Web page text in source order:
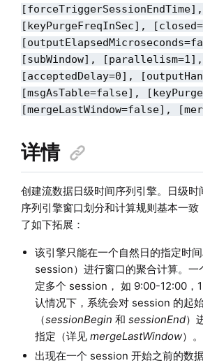
[forceTriggerSessionEndTime],
[keyPurgeFreqInSec],
[subWindow] , [parallelism=1],
[acceptedDelay=0] ,
[msgAsTable=false],
[mergeLastWindow=false],
详情
创建流数据日级时间序列引擎。日级时
序列引擎窗口划分和计算规则基本一致
了如下拓展：
该引擎只能在一个自然日的指定时
session）进行窗口的聚合计算。一
定多个 session， 如 9:00-12:00，
认情况下，系统会对 session 的起
（sessionBegin 和 sessionEnd）
指定（详见 mergeLastWindow）。
出现在一个 session 开始之前的数